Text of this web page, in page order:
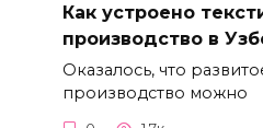
Как устроено
производство в
Оказалось, что
производство можно